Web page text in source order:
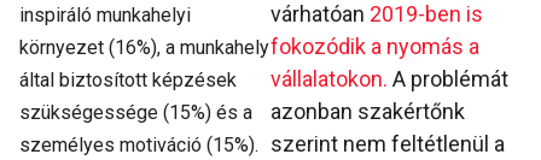
várhatóan 2019-ben is
fokozódik a nyomás a
vállalatokon. A problémát
azonban szakértőnk
szerint nem feltétlenül a
inspiráló munkahelyi
környezet (16%), a munkahely
által biztosított képzések
szükségessége (15%) és a
személyes motiváció (15%).